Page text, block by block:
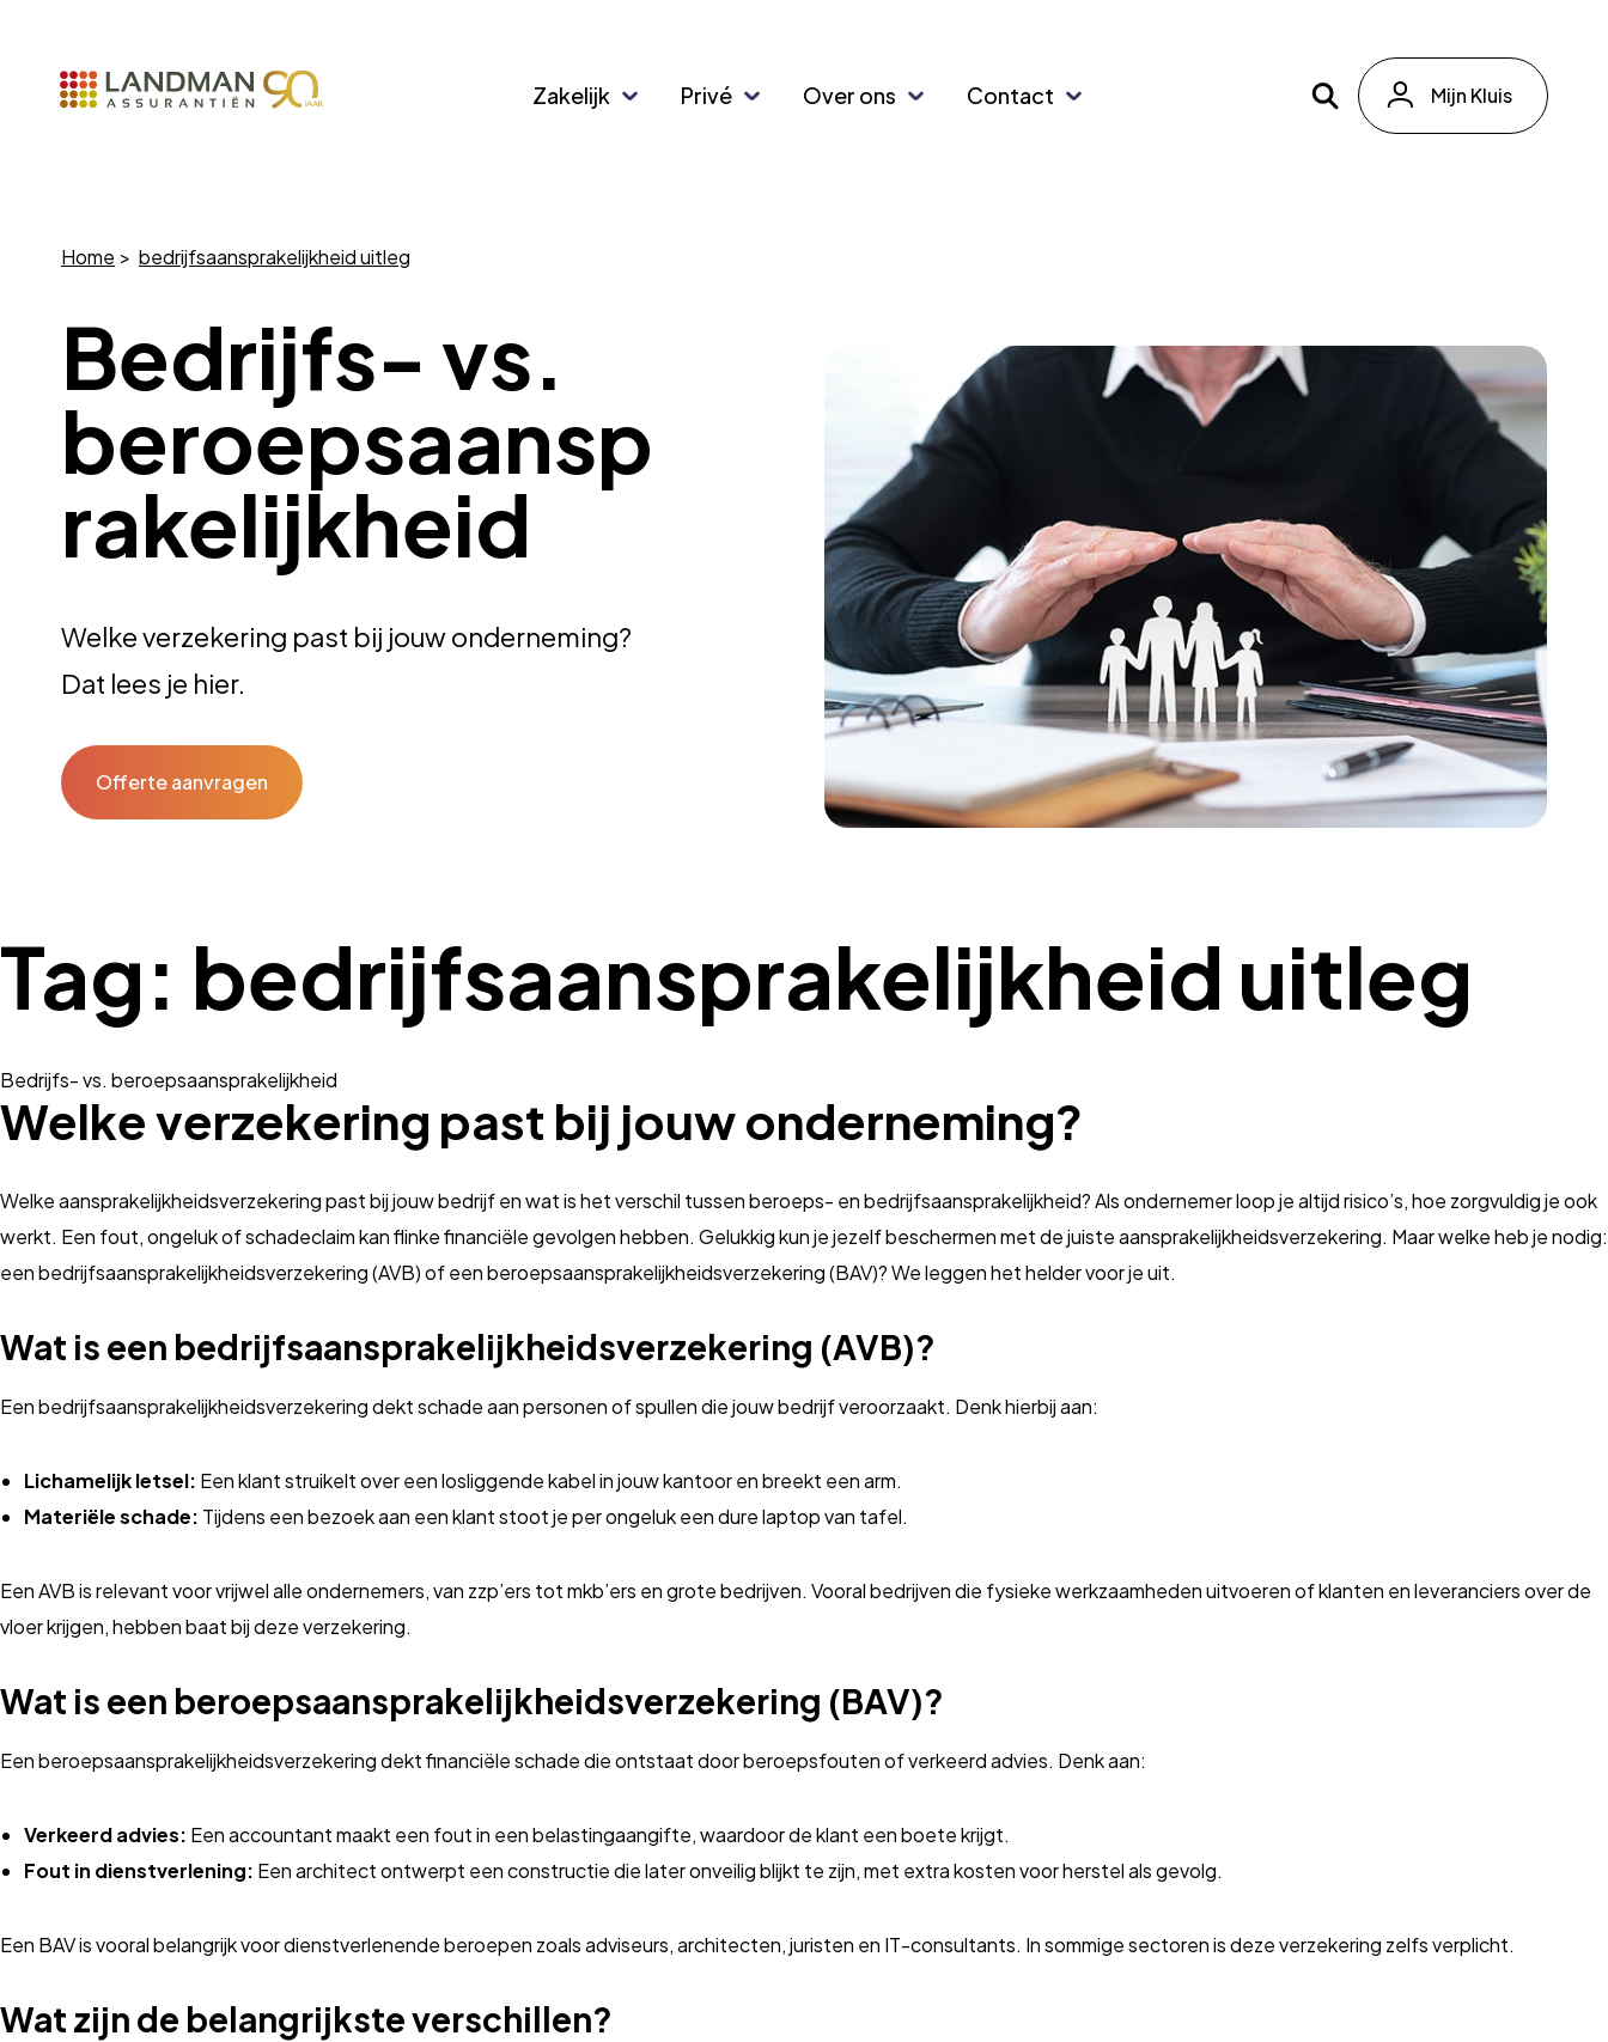
Zakelijk Privé Over ons Contact Mijn Kluis
Home bedrijfsaansprakelijkheid uitleg
Bedrijfs- vs.
beroepsaansp
rakelijkheid
Welke verzekering past bij jouw onderneming?
Dat lees je hier.
Offerte aanvragen
Tag: bedrijfsaansprakelijkheid uitleg
Bedrijfs- vs. beroepsaansprakelijkheid
Welke verzekering past bij jouw onderneming?
Welke aansprakelijkheidsverzekering past bij jouw bedrijf en wat is het verschil tussen beroeps- en bedrijfsaansprakelijkheid? Als ondernemer loop je altijd risico’s, hoe zorgvuldig je ook
werkt. Een fout, ongeluk of schadeclaim kan flinke financiële gevolgen hebben. Gelukkig kun je jezelf beschermen met de juiste aansprakelijkheidsverzekering. Maar welke heb je nodig:
een bedrijfs­aansprakelijkheids­verzekering (AVB) of een beroeps­aansprakelijkheids­verzekering (BAV)? We leggen het helder voor je uit.
Wat is een bedrijfs­aansprakelijkheids­verzekering (AVB)?
Een bedrijfs­aansprakelijkheids­verzekering dekt schade aan personen of spullen die jouw bedrijf veroorzaakt. Denk hierbij aan:
Lichamelijk letsel: Een klant struikelt over een losliggende kabel in jouw kantoor en breekt een arm.
Materiële schade: Tijdens een bezoek aan een klant stoot je per ongeluk een dure laptop van tafel.
Een AVB is relevant voor vrijwel alle ondernemers, van zzp’ers tot mkb’ers en grote bedrijven. Vooral bedrijven die fysieke werkzaamheden uitvoeren of klanten en leveranciers over de
vloer krijgen, hebben baat bij deze verzekering.
Wat is een beroeps­aansprakelijkheids­verzekering (BAV)?
Een beroeps­aansprakelijkheids­verzekering dekt financiële schade die ontstaat door beroepsfouten of verkeerd advies. Denk aan:
Verkeerd advies: Een accountant maakt een fout in een belastingaangifte, waardoor de klant een boete krijgt.
Fout in dienstverlening: Een architect ontwerpt een constructie die later onveilig blijkt te zijn, met extra kosten voor herstel als gevolg.
Een BAV is vooral belangrijk voor dienstverlenende beroepen zoals adviseurs, architecten, juristen en IT-consultants. In sommige sectoren is deze verzekering zelfs verplicht.
Wat zijn de belangrijkste verschillen?